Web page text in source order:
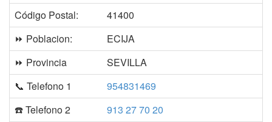
Código Postal:
41400
⏩ Poblacion:
ECIJA
⏩ Provincia
SEVILLA
📞 Telefono 1
954831469
☎️ Telefono 2
913 27 70 20